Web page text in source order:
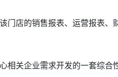
门店的销售报表、运营报表、
相关企业需求开发的一套综合